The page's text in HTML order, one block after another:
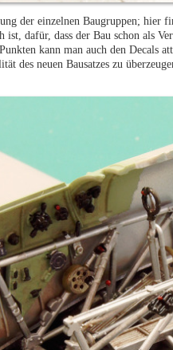
der einzelnen Baugruppen; hier
ist, dafür, dass der Bau schon als
kann man auch den Decals
des neuen Bausatzes zu